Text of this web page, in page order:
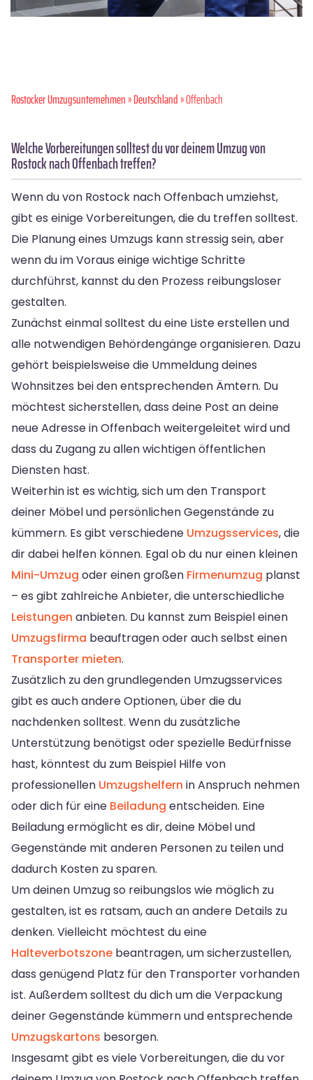
Rostocker Umzugsunternehmen»Deutschland» Offenbach
Welche Vorbereitungen solltest du vor deinem Umzug von
Rostock nach Offenbach treffen?
Wenn du von Rostock nach Offenbach umziehst,
gibt es einige Vorbereitungen, die du treffen solltest.
Die Planung eines Umzugs kann stressig sein, aber
wenn du im Voraus einige wichtige Schritte
durchführst, kannst du den Prozess reibungsloser
gestalten.
Zunächst einmal solltest du eine Liste erstellen und
alle notwendigen Behördengänge organisieren. Dazu
gehört beispielsweise die Ummeldung deines
Wohnsitzes bei den entsprechenden Ämtern. Du
möchtest sicherstellen, dass deine Post an deine
neue Adresse in Offenbach weitergeleitet wird und
dass du Zugang zu allen wichtigen öffentlichen
Diensten hast.
Weiterhin ist es wichtig, sich um den Transport
deiner Möbel und persönlichen Gegenstände zu
kümmern. Es gibt verschiedene Umzugsservices, die
dir dabei helfen können. Egal ob du nur einen kleinen
Mini-Umzug oder einen großen Firmenumzug planst
– es gibt zahlreiche Anbieter, die unterschiedliche
Leistungen anbieten. Du kannst zum Beispiel einen
Umzugsfirma beauftragen oder auch selbst einen
Transporter mieten.
Zusätzlich zu den grundlegenden Umzugsservices
gibt es auch andere Optionen, über die du
nachdenken solltest. Wenn du zusätzliche
Unterstützung benötigst oder spezielle Bedürfnisse
hast, könntest du zum Beispiel Hilfe von
professionellen Umzugshelfern in Anspruch nehmen
oder dich für eine Beiladung entscheiden. Eine
Beiladung ermöglicht es dir, deine Möbel und
Gegenstände mit anderen Personen zu teilen und
dadurch Kosten zu sparen.
Um deinen Umzug so reibungslos wie möglich zu
gestalten, ist es ratsam, auch an andere Details zu
denken. Vielleicht möchtest du eine
Halteverbotszone beantragen, um sicherzustellen,
dass genügend Platz für den Transporter vorhanden
ist. Außerdem solltest du dich um die Verpackung
deiner Gegenstände kümmern und entsprechende
Umzugskartons besorgen.
Insgesamt gibt es viele Vorbereitungen, die du vor